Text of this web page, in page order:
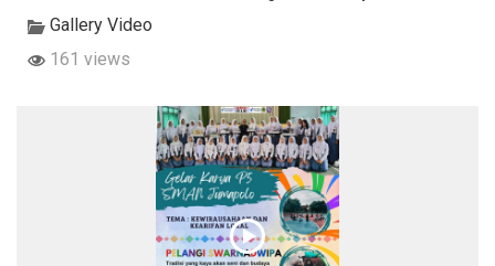
Gallery Video
161 views